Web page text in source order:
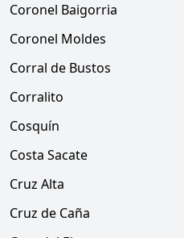
Coronel Baigorria
Coronel Moldes
Corral de Bustos
Corralito
Cosquín
Costa Sacate
Cruz Alta
Cruz de Caña